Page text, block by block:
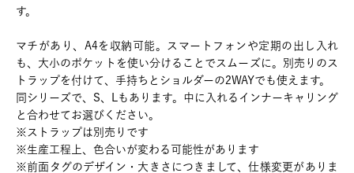
す。
マチがあり、A4を収納可能。スマートフォンや定期の出し入れ
も、大小のポケットを使い分けることでスムーズに。別売りのス
トラップを付けて、手持ちとショルダーの2WAYでも使えます。
同シリーズで、S、Lもあります。中に入れるインナーキャリング
と合わせてお選びください。
※ストラップは別売りです
※生産工程上、色合いが変わる可能性があります
※前面タグのデザイン・大きさにつきまして、仕様変更がありま